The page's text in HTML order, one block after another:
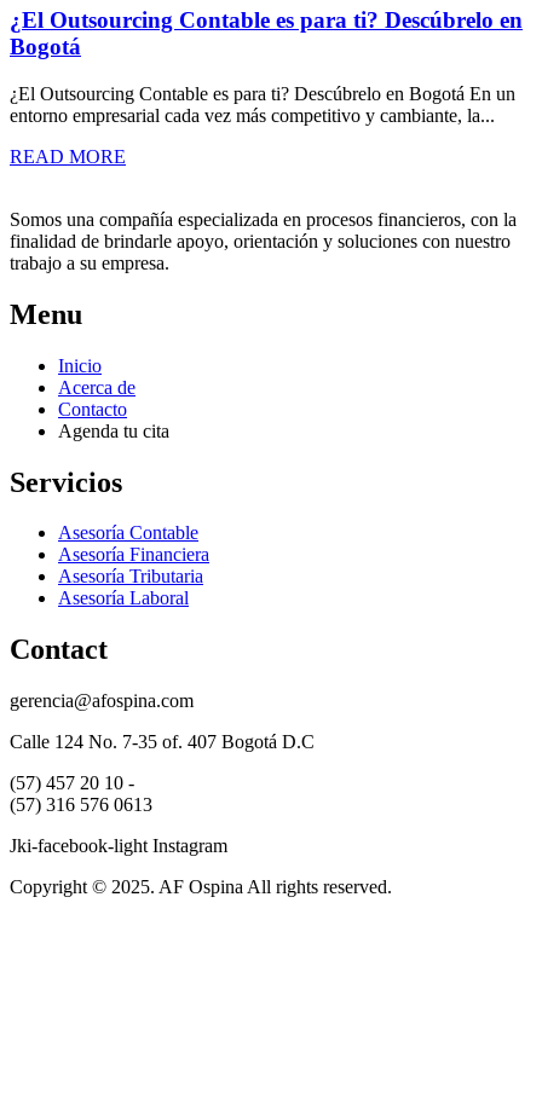
¿El Outsourcing Contable es para ti? Descúbrelo en
Bogotá
¿El Outsourcing Contable es para ti? Descúbrelo en Bogotá En un
entorno empresarial cada vez más competitivo y cambiante, la...
READ MORE
Somos una compañía especializada en procesos financieros, con la
finalidad de brindarle apoyo, orientación y soluciones con nuestro
trabajo a su empresa.
Menu
Inicio
Acerca de
Contacto
Agenda tu cita
Servicios
Asesoría Contable
Asesoría Financiera
Asesoría Tributaria
Asesoría Laboral
Contact
gerencia@afospina.com
Calle 124 No. 7-35 of. 407 Bogotá D.C
(57) 457 20 10 -
(57) 316 576 0613
Jki-facebook-light Instagram
Copyright © 2025. AF Ospina All rights reserved.